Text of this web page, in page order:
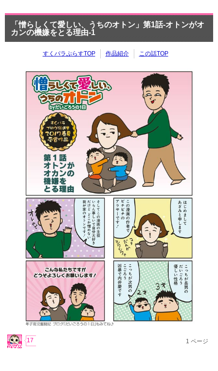
「憎らしくて愛しい、うちのオトン」第1話-オトンがオ
カンの機嫌をとる理由-1
すくパラぷらすTOP 作品紹介 この話TOP
17 1 ページ